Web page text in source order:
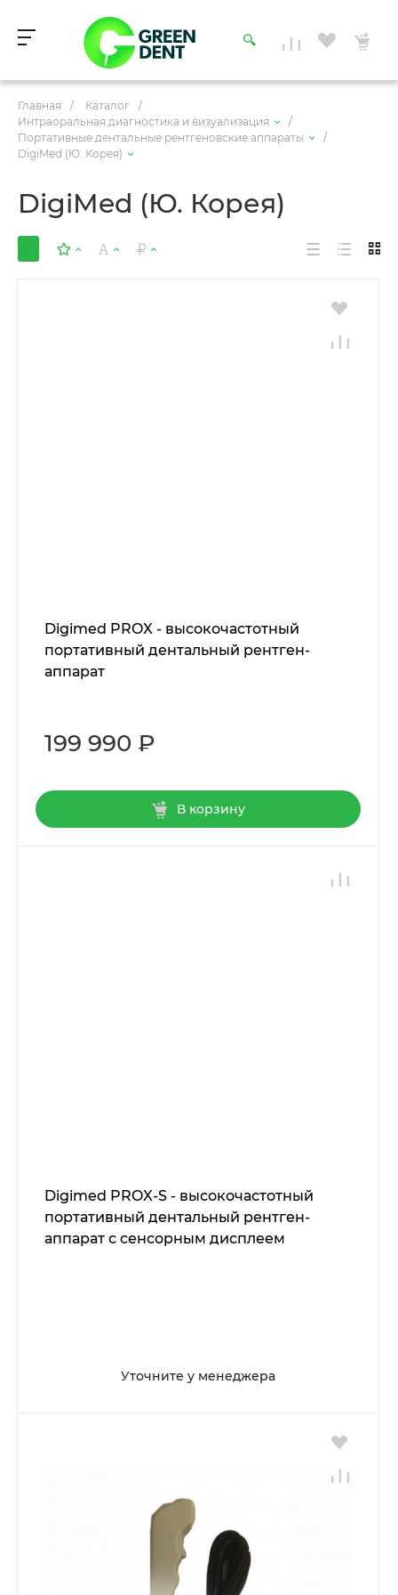
Главная / Каталог
/
Интраоральная диагностика и визуализация
/
Портативные дентальные рентгеновские аппараты
/
DigiMed (Ю. Корея)
DigiMed (Ю. Корея)
Digimed PROX - высокочастотный
портативный дентальный рентген-
аппарат
199 990 ₽
В корзину
Digimed PROX-S - высокочастотный
портативный дентальный рентген-
аппарат с сенсорным дисплеем
Уточните у менеджера